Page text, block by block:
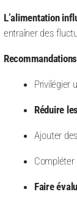
L’alimentation
entraîner des
Privilégier
Réduire
Ajouter des
Compléter
Faire